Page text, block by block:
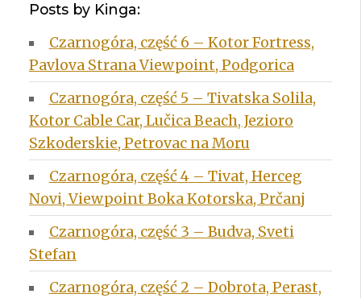
Posts by Kinga:
Czarnogóra, część 6 – Kotor Fortress,
Pavlova Strana Viewpoint, Podgorica
Czarnogóra, część 5 – Tivatska Solila,
Kotor Cable Car, Lučica Beach, Jezioro
Szkoderskie, Petrovac na Moru
Czarnogóra, część 4 – Tivat, Herceg
Novi, Viewpoint Boka Kotorska, Prčanj
Czarnogóra, część 3 – Budva, Sveti
Stefan
Czarnogóra, część 2 – Dobrota, Perast,